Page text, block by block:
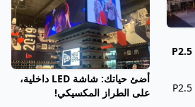
أضئ حياتك: شاشة LED داخلية،
على الطراز المكسيكي!